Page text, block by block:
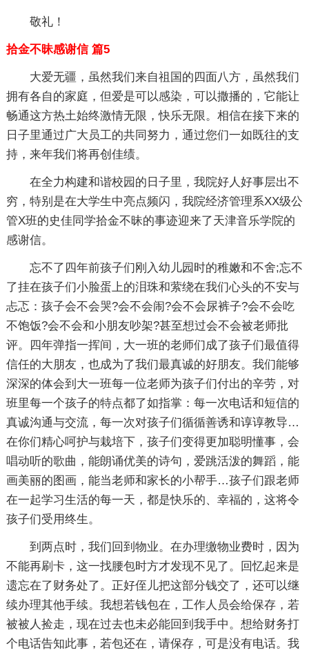
敬礼！
拾金不昧感谢信 篇5
大爱无疆，虽然我们来自祖国的四面八方，虽然我们
拥有各自的家庭，但爱是可以感染，可以撒播的，它能让
畅通这方热土始终激情无限，快乐无限。相信在接下来的
日子里通过广大员工的共同努力，通过您们一如既往的支
持，来年我们将再创佳绩。
在全力构建和谐校园的日子里，我院好人好事层出不
穷，特别是在大学生中亮点频闪，我院经济管理系XX级公
管X班的史佳同学拾金不昧的事迹迎来了天津音乐学院的
感谢信。
忘不了四年前孩子们刚入幼儿园时的稚嫩和不舍;忘不
了挂在孩子们小脸蛋上的泪珠和萦绕在我们心头的不安与
忐忑：孩子会不会哭?会不会闹?会不会尿裤子?会不会吃
不饱饭?会不会和小朋友吵架?甚至想过会不会被老师批
评。四年弹指一挥间，大一班的老师们成了孩子们最值得
信任的大朋友，也成为了我们最真诚的好朋友。我们能够
深深的体会到大一班每一位老师为孩子们付出的辛劳，对
班里每一个孩子的特点都了如指掌：每一次电话和短信的
真诚沟通与交流，每一次对孩子们循循善诱和谆谆教导…
在你们精心呵护与栽培下，孩子们变得更加聪明懂事，会
唱动听的歌曲，能朗诵优美的诗句，爱跳活泼的舞蹈，能
画美丽的图画，能当老师和家长的小帮手…孩子们跟老师
在一起学习生活的每一天，都是快乐的、幸福的，这将令
孩子们受用终生。
到两点时，我们回到物业。在办理缴物业费时，因为
不能再刷卡，这一找腰包时方才发现不见了。回忆起来是
遗忘在了财务处了。正好侄儿把这部分钱交了，还可以继
续办理其他手续。我想若钱包在，工作人员会给保存，若
被被人捡走，现在过去也未必能回到我手中。想给财务打
个电话告知此事，若包还在，请保存，可是没有电话。我